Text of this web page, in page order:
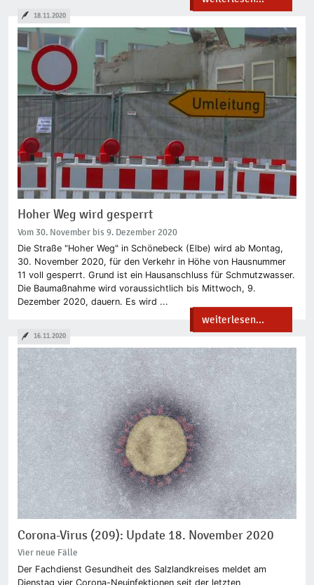
Hoher Weg wird gesperrt
Vom 30. November bis 9. Dezember 2020
Die Straße "Hoher Weg" in Schönebeck (Elbe) wird ab Montag,
30. November 2020, für den Verkehr in Höhe von Hausnummer
11 voll gesperrt. Grund ist ein Hausanschluss für Schmutzwasser.
Die Baumaßnahme wird voraussichtlich bis Mittwoch, 9.
Dezember 2020, dauern. Es wird ...
weiterlesen...
18.11.2020
Corona-Virus (209): Update 18. November 2020
Vier neue Fälle
Der Fachdienst Gesundheit des Salzlandkreises meldet am
Dienstag vier Corona-Neuinfektionen seit der letzten
16.11.2020